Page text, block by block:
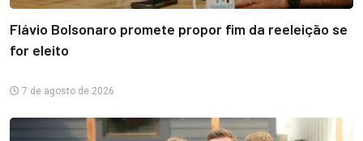
Flávio Bolsonaro promete propor fim da reeleição se
for eleito
7 de agosto de 2026